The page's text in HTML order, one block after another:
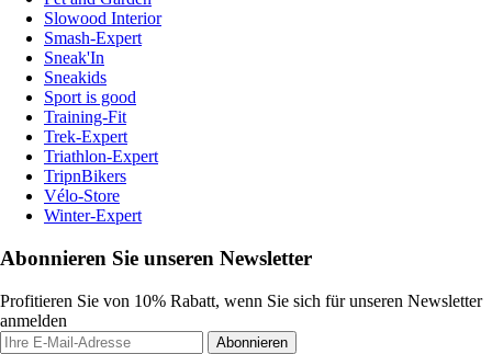
Slowood Interior
Smash-Expert
Sneak'In
Sneakids
Sport is good
Training-Fit
Trek-Expert
Triathlon-Expert
TripnBikers
Vélo-Store
Winter-Expert
Abonnieren Sie unseren Newsletter
Profitieren Sie von 10% Rabatt, wenn Sie sich für unseren Newsletter
anmelden
Abonnieren